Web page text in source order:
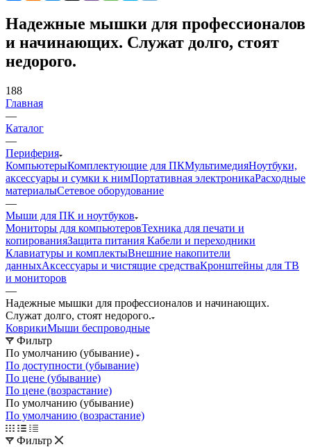
Надежные мышки для профессионалов
и начинающих. Служат долго, стоят
недорого.
188
Главная
—
Каталог
—
Периферия
КомпьютерыКомплектующие для ПКМультимедияНоутбуки,
аксессуары и сумки к нимПортативная электроникаРасходные
материалыСетевое оборудование
—
Мыши для ПК и ноутбуков
Мониторы для компьютеровТехника для печати и
копированияЗащита питания Кабели и переходники
Клавиатуры и комплектыВнешние накопители
данныхАксессуары и чистящие средстваКронштейны для ТВ
и мониторов
—
Надежные мышки для профессионалов и начинающих.
Служат долго, стоят недорого.
КоврикиМыши беспроводные
Фильтр
По умолчанию (убывание)
По доступности (убывание)
По цене (убывание)
По цене (возрастание)
По умолчанию (убывание)
По умолчанию (возрастание)
Фильтр